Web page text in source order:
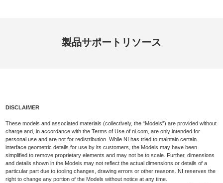
製品サポート リソース
DISCLAIMER
These models and associated materials (collectively, the “Models”) are provided without
charge and, in accordance with the Terms of Use of ni.com, are only intended for
personal use and are not for redistribution. While NI has tried to maintain certain
interface geometric details for use by its customers, the Models may have been
simplified to remove proprietary elements and may not be to scale. Further, dimensions
and details shown in the Models may not reflect the actual dimensions or details of a
particular part due to tooling changes, drawing errors or other reasons. NI reserves the
right to change any portion of the Models without notice at any time.